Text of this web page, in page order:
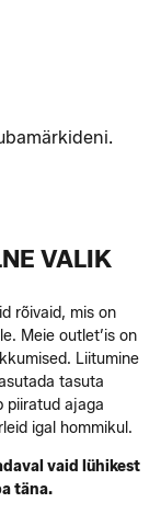
VALIK
rõivaid, mis on
Meie outlet’is on
Liitumine
tasuta
piiratud ajaga
igal hommikul.
vaid lühikest
täna.